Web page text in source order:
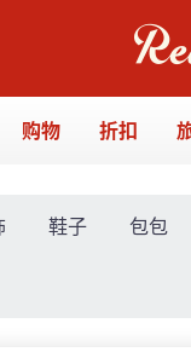
购物 折扣
鞋子 包包